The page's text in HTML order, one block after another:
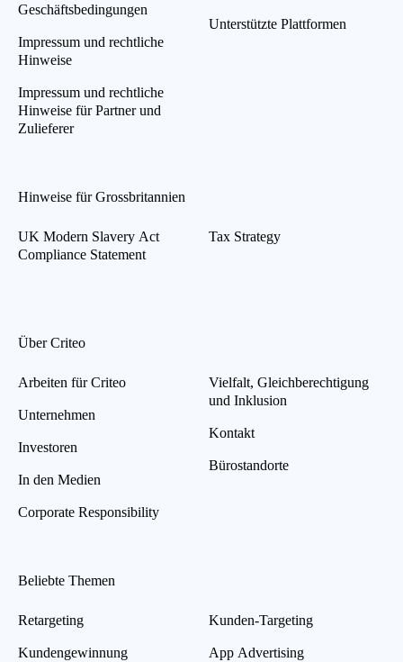
Geschäftsbedingungen
Impressum und rechtliche
Hinweise
Impressum und rechtliche
Hinweise für Partner und
Zulieferer
Unterstützte Plattformen
Hinweise für Grossbritannien
UK Modern Slavery Act
Compliance Statement
Tax Strategy
Über Criteo
Arbeiten für Criteo
Unternehmen
Investoren
In den Medien
Corporate Responsibility
Vielfalt, Gleichberechtigung
und Inklusion
Kontakt
Bürostandorte
Beliebte Themen
Retargeting
Kundengewinnung
Kunden-Targeting
App Advertising